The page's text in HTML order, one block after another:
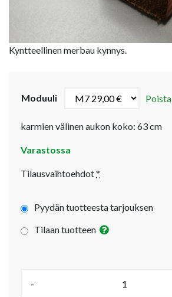
Kyntteellinen merbau kynnys.
Moduuli Poista
karmien välinen aukon koko: 63 cm
Varastossa
Tilausvaihtoehdot*
Pyydän tuotteesta tarjouksen
Tilaan tuotteen
-